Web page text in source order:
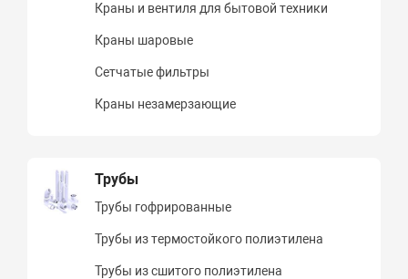
Краны и вентиля для бытовой техники
Краны шаровые
Сетчатые фильтры
Краны незамерзающие
Трубы
Трубы гофрированные
Трубы из термостойкого полиэтилена
Трубы из сшитого полиэтилена